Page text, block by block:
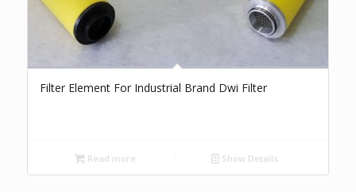
Filter Element For Industrial Brand Dwi Filter
Read more Show Details